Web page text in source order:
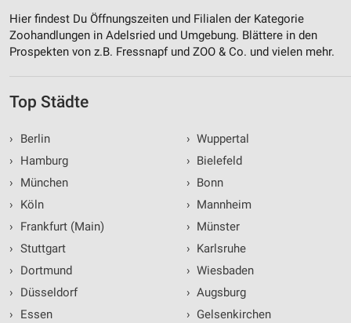
Hier findest Du Öffnungszeiten und Filialen der Kategorie
Zoohandlungen in Adelsried und Umgebung. Blättere in den
Prospekten von z.B. Fressnapf und ZOO & Co. und vielen mehr.
Top Städte
›
Berlin
›
Hamburg
›
München
›
Köln
›
Frankfurt (Main)
› Stuttgart
›
Dortmund
›
Düsseldorf
›
Essen
› Wuppertal
› Bielefeld
› Bonn
› Mannheim
› Münster
› Karlsruhe
› Wiesbaden
› Augsburg
› Gelsenkirchen